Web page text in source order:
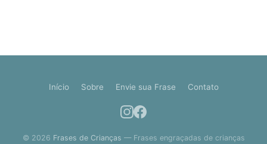
Início Sobre Envie sua Frase Contato
© 2026 Frases de Crianças — Frases engraçadas de crianças